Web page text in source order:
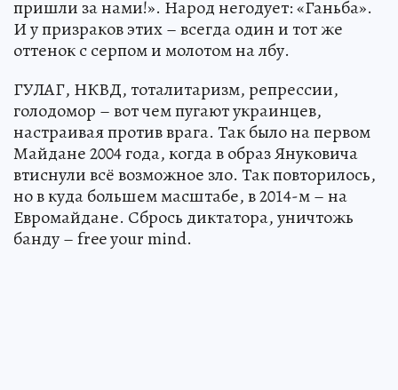
пришли за нами!». Народ негодует: «Ганьба».
И у призраков этих – всегда один и тот же
оттенок с серпом и молотом на лбу.
ГУЛАГ, НКВД, тоталитаризм, репрессии,
голодомор – вот чем пугают украинцев,
настраивая против врага. Так было на первом
Майдане 2004 года, когда в образ Януковича
втиснули всё возможное зло. Так повторилось,
но в куда большем масштабе, в 2014-м – на
Евромайдане. Сбрось диктатора, уничтожь
банду – free your mind.